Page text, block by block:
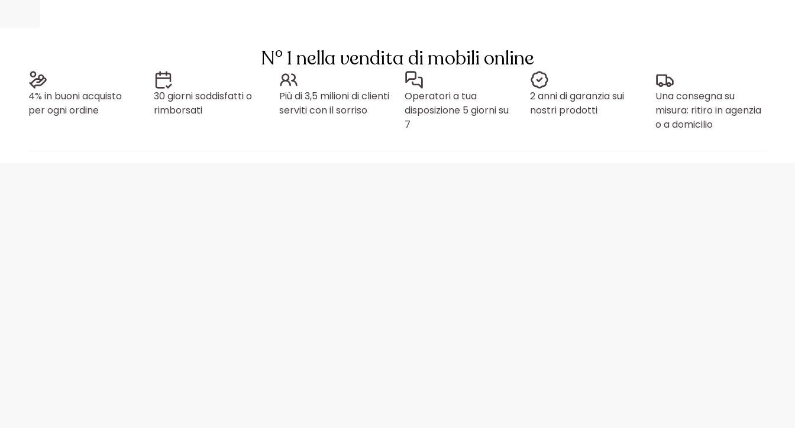
N° 1 nella vendita di mobili online
4% in buoni acquisto
per ogni ordine
30 giorni soddisfatti o
rimborsati
Più di 3,5 milioni di clienti
serviti con il sorriso
Operatori a tua
disposizione 5 giorni su
7
2 anni di garanzia sui
nostri prodotti
Una consegna su
misura: ritiro in agenzia
o a domicilio